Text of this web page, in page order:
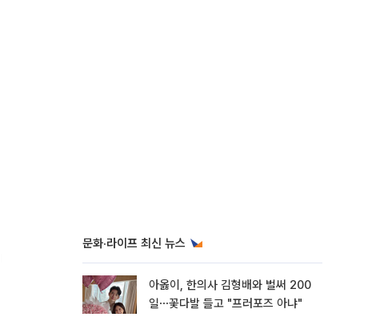
문화·라이프 최신 뉴스
아옳이, 한의사 김형배와 벌써 200
일⋯꽃다발 들고 "프러포즈 아냐"